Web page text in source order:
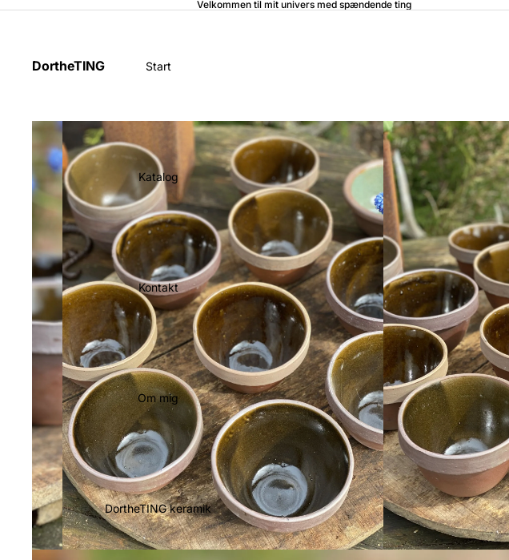
Velkommen til mit univers med spændende ting
DortheTING Start
Katalog
Kontakt
Om mig
DortheTING keramik